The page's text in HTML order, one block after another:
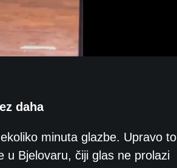
daha
minuta glazbe. Upravo to
u Bjelovaru, čiji glas ne prolazi